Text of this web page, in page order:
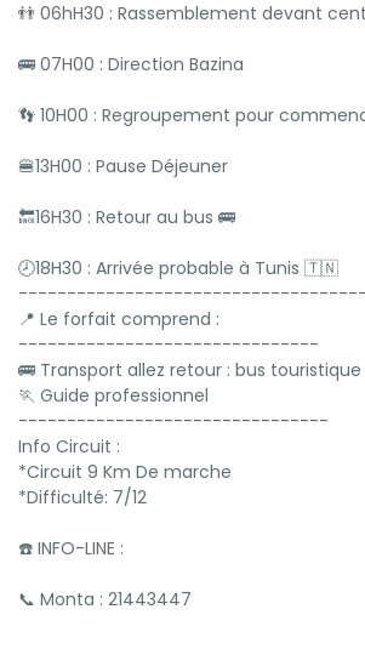
👬 06hH30 : Rassemblement devant
🚌 07H00 : Direction Bazina
👣 10H00 : Regroupement pour
🍔13H00 : Pause Déjeuner
🔙16H30 : Retour au bus 🚌
🕗18H30 : Arrivée probable à Tunis 🇹🇳
📍 Le forfait comprend :
-------------------------------
🚌 Transport allez retour : bus touristique
🏃 Guide professionnel
--------------------------------
Info Circuit :
*Circuit 9 Km De marche
*Difficulté: 7/12
☎️ INFO-LINE :
📞 Monta : 21443447